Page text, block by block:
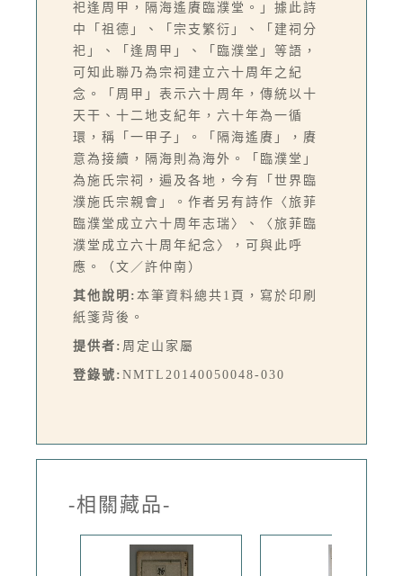
祀逢周甲，隔海遙賡臨濮堂。」據此詩
中「祖德」、「宗支繁衍」、「建祠分
祀」、「逢周甲」、「臨濮堂」等語，
可知此聯乃為宗祠建立六十周年之紀
念。「周甲」表示六十周年，傳統以十
天干、十二地支紀年，六十年為一循
環，稱「一甲子」。「隔海遙賡」，賡
意為接續，隔海則為海外。「臨濮堂」
為施氏宗祠，遍及各地，今有「世界臨
濮施氏宗親會」。作者另有詩作〈旅菲
臨濮堂成立六十周年志瑞〉、〈旅菲臨
濮堂成立六十周年紀念〉，可與此呼
應。（文／許仲南）
其他說明: 本筆資料總共1頁，寫於印刷
紙箋背後。
提供者: 周定山家屬
登錄號: NMTL20140050048-030
-相關藏品-